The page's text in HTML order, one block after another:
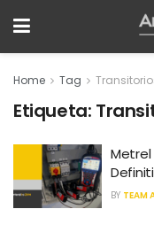
Home Tag
Etiqueta:
Metrel
BY TEAM